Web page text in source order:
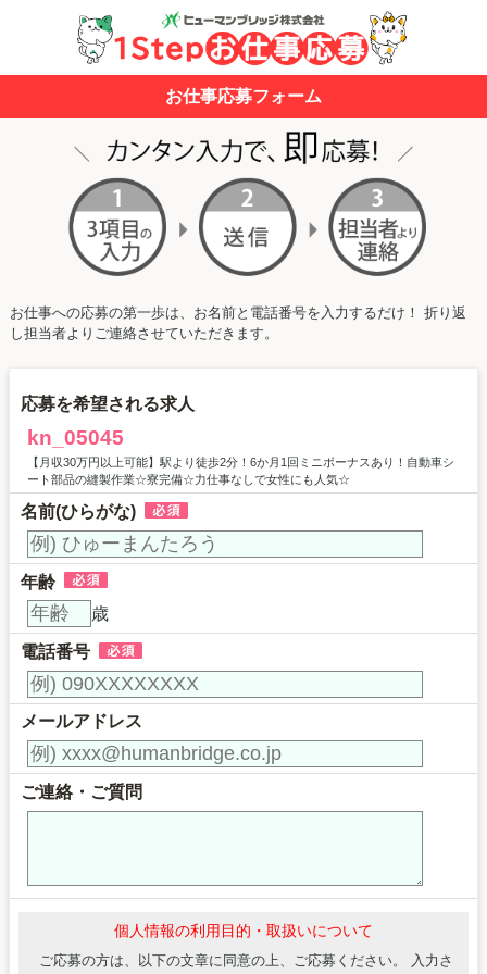
お仕事応募フォーム
お仕事への応募の第一歩は、お名前と電話番号を入力するだけ！ 折り返
し担当者よりご連絡させていただきます。
応募を希望される求人
kn_05045
【月収30万円以上可能】駅より徒歩2分！6か月1回ミニボーナスあり！自動車シ
ート部品の縫製作業☆寮完備☆力仕事なしで女性にも人気☆
名前(ひらがな)
年齢
歳
電話番号
メールアドレス
ご連絡・ご質問
個人情報の利用目的・取扱いについて
ご応募の方は、以下の文章に同意の上、ご応募ください。 入力さ